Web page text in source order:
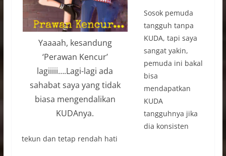
Yaaaah, kesandung
‘Perawan Kencur’
lagiiiii….Lagi-lagi ada
sahabat saya yang tidak
biasa mengendalikan
KUDAnya.
Sosok pemuda
tangguh tanpa
KUDA, tapi saya
sangat yakin,
pemuda ini bakal
bisa
mendapatkan
KUDA
tangguhnya jika
dia konsisten
tekun dan tetap rendah hati